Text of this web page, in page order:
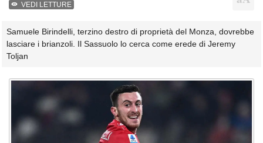
VEDI LETTURE
Samuele Birindelli, terzino destro di proprietà del Monza, dovrebbe
lasciare i brianzoli. Il Sassuolo lo cerca come erede di Jeremy
Toljan